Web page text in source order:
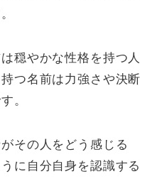
穏やかな性格を持つ人
つ名前は力強さや決断
。
その人をどう感じる
に自分自身を認識する